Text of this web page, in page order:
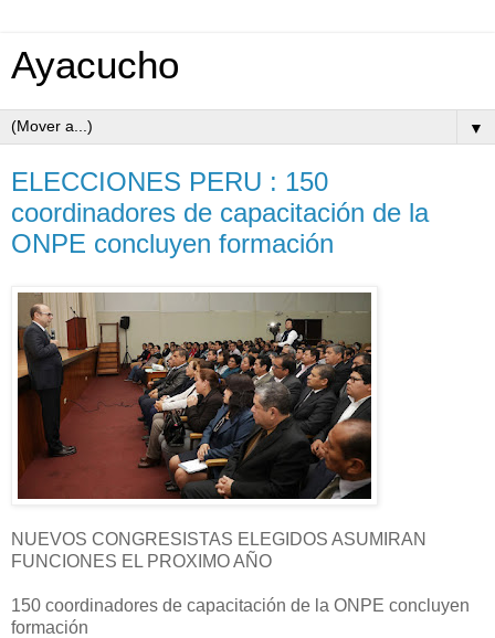
Ayacucho
▼
ELECCIONES PERU : 150
coordinadores de capacitación de la
ONPE concluyen formación
NUEVOS CONGRESISTAS ELEGIDOS ASUMIRAN
FUNCIONES EL PROXIMO AÑO
150 coordinadores de capacitación de la ONPE concluyen
formación